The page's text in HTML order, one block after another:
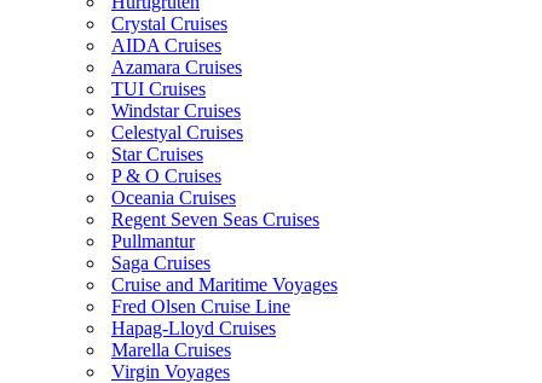
Crystal Cruises
AIDA Cruises
Azamara Cruises
TUI Cruises
Windstar Cruises
Celestyal Cruises
Star Cruises
P & O Cruises
Oceania Cruises
Regent Seven Seas Cruises
Pullmantur
Saga Cruises
Cruise and Maritime Voyages
Fred Olsen Cruise Line
Hapag-Lloyd Cruises
Marella Cruises
Virgin Voyages